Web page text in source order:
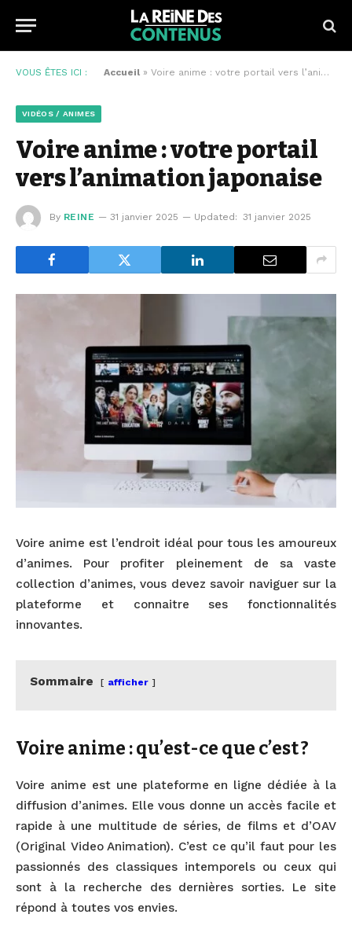
VOUS ÊTES ICI : Accueil » Voire anime : votre portail vers l’animation japonaise
VIDÉOS / ANIMES
Voire anime : votre portail
vers l’animation japonaise
By REINE 31 janvier 2025 Updated: 31 janvier 2025
Voire anime est l’endroit idéal pour tous les amoureux
d’animes. Pour profiter pleinement de sa vaste
collection d’animes, vous devez savoir naviguer sur la
plateforme et connaitre ses fonctionnalités
innovantes.
Sommaire afficher
Voire anime : qu’est-ce que c’est ?
Voire anime est une plateforme en ligne dédiée à la
diffusion d’animes. Elle vous donne un accès facile et
rapide à une multitude de séries, de films et d’OAV
(Original Video Animation). C’est ce qu’il faut pour les
passionnés des classiques intemporels ou ceux qui
sont à la recherche des dernières sorties. Le site
répond à toutes vos envies.